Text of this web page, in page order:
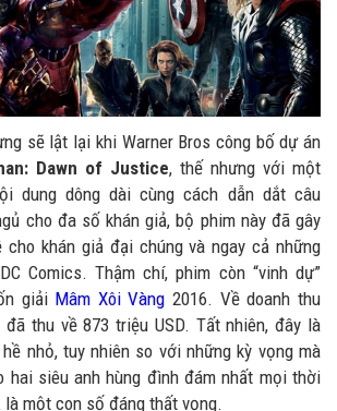
sẽ lật lại khi Warner Bros công bố dự án
Dawn of Justice, thế nhưng với một
dung dông dài cùng cách dẫn dắt câu
cho đa số khán giả, bộ phim này đã gây
khán giả đại chúng và ngay cả những
Comics. Thậm chí, phim còn “vinh dự”
giải Mâm Xôi Vàng 2016. Về doanh thu
đã thu về 873 triệu USD. Tất nhiên, đây là
nhỏ, tuy nhiên so với những kỳ vọng mà
hai siêu anh hùng đình đám nhất mọi thời
một con số đáng thất vọng.